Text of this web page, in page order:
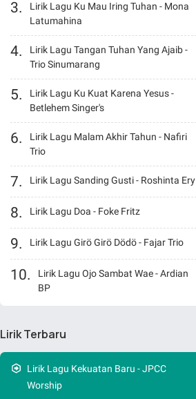
Lirik Lagu Ku Mau Iring Tuhan - Mona
Latumahina
Lirik Lagu Tangan Tuhan Yang Ajaib -
Trio Sinumarang
Lirik Lagu Ku Kuat Karena Yesus -
Betlehem Singer's
Lirik Lagu Malam Akhir Tahun - Nafiri
Trio
Lirik Lagu Sanding Gusti - Roshinta Ery
Lirik Lagu Doa - Foke Fritz
Lirik Lagu Girö Girö Dödö - Fajar Trio
Lirik Lagu Ojo Sambat Wae - Ardian
BP
Lirik Terbaru
Lirik Lagu Kekuatan Baru - JPCC
Worship